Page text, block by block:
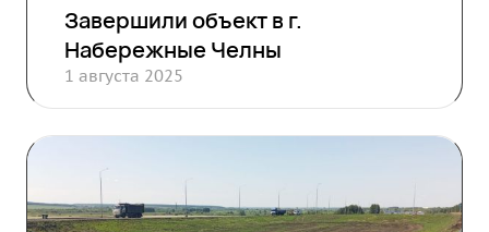
Завершили объект в г.
Набережные Челны
1 августа 2025